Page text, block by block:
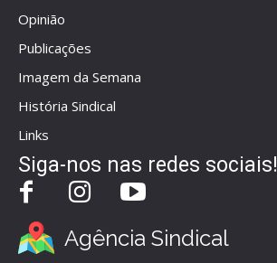
Opinião
Publicações
Imagem da Semana
História Sindical
Links
Siga-nos nas redes sociais!
Agência Sindical